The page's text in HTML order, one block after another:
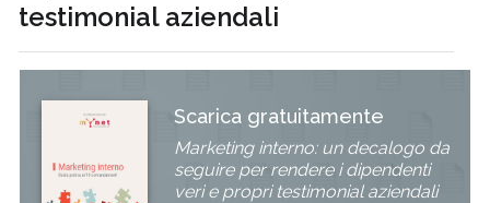
testimonial aziendali
Scarica gratuitamente
Marketing interno: un decalogo da
seguire per rendere i dipendenti
veri e propri testimonial aziendali